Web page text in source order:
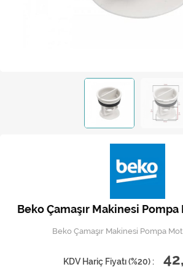
Küçük Ev Aletleri
Musluk
Rezistanslar
Soğutma Sistemleri
Şofben ve Termosifon
Beko Çamaşır Makinesi Pompa
Beko Çamaşır Makinesi Pompa
KDV Hariç Fiyatı (%20) :